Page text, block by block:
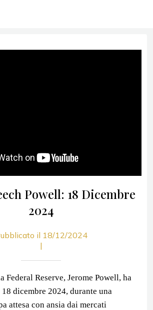
Powell: 18 Dicembre
2024
il 18/12/2024
|
Federal Reserve, Jerome Powell, ha
dicembre 2024, durante una
attesa con ansia dai mercati